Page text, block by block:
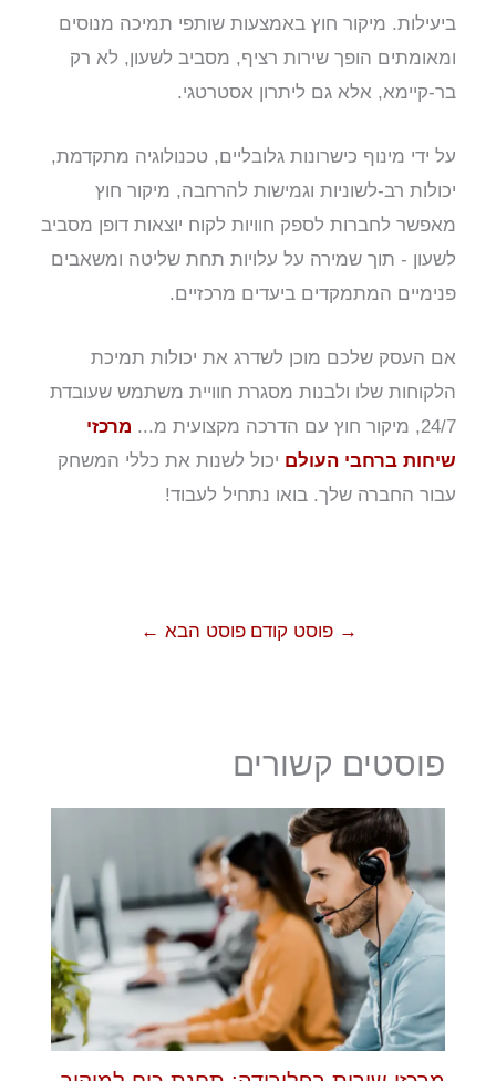
ביעילות. מיקור חוץ באמצעות שותפי תמיכה מנוסים
ומאומתים הופך שירות רציף, מסביב לשעון, לא רק
בר-קיימא, אלא גם ליתרון אסטרטגי.
על ידי מינוף כישרונות גלובליים, טכנולוגיה מתקדמת,
יכולות רב-לשוניות וגמישות להרחבה, מיקור חוץ
מאפשר לחברות לספק חוויות לקוח יוצאות דופן מסביב
לשעון - תוך שמירה על עלויות תחת שליטה ומשאבים
פנימיים המתמקדים ביעדים מרכזיים.
אם העסק שלכם מוכן לשדרג את יכולות תמיכת
הלקוחות שלו ולבנות מסגרת חוויית משתמש שעובדת
24/7, מיקור חוץ עם הדרכה מקצועית מ...
מרכזי
שיחות ברחבי העולם יכול לשנות את כללי המשחק
עבור החברה שלך. בואו נתחיל לעבוד!
→ פוסט קודם פוסט הבא ←
פוסטים קשורים